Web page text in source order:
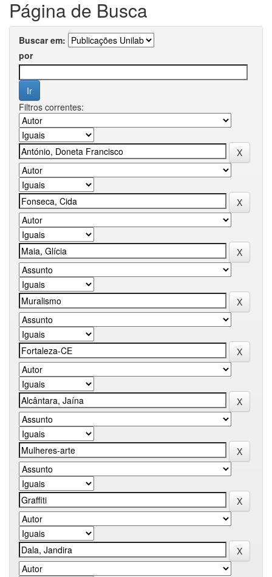
Página de Busca
Buscar em:
por
Filtros correntes: